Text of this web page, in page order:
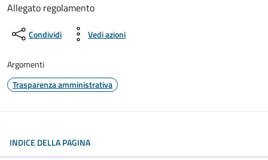
Allegato regolamento
Condividi Vedi azioni
Argomenti
Trasparenza amministrativa
INDICE DELLA PAGINA